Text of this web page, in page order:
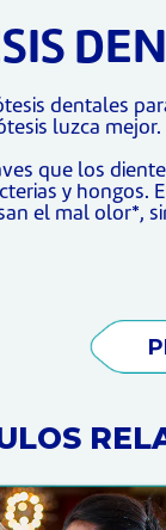
dentales
luzca mejor.
que los
y
el mal olor*,